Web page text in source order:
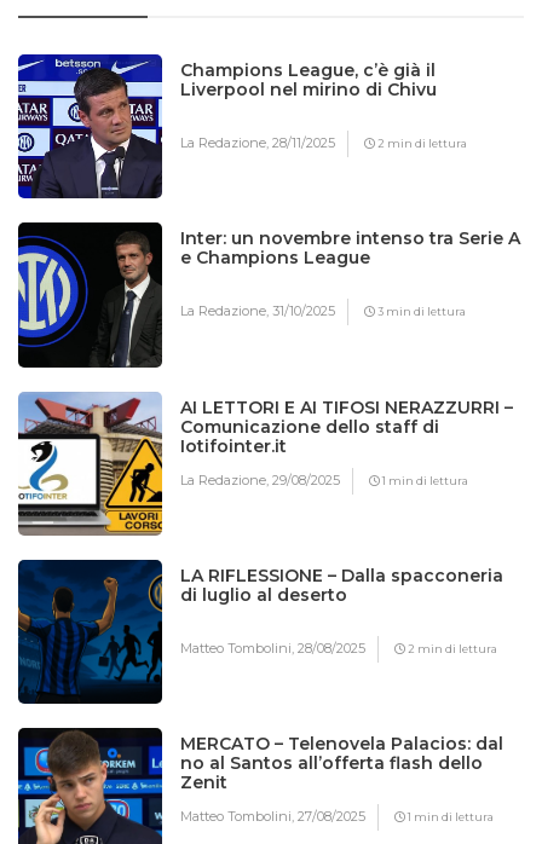
Champions League, c’è già il
Liverpool nel mirino di Chivu
La Redazione,28/11/2025 2 min di lettura
Inter: un novembre intenso tra Serie A
e Champions League
La Redazione,31/10/2025 3 min di lettura
AI LETTORI E AI TIFOSI NERAZZURRI –
Comunicazione dello staff di
Iotifointer.it
La Redazione,29/08/2025 1 min di lettura
LA RIFLESSIONE – Dalla spacconeria
di luglio al deserto
Matteo Tombolini,28/08/2025 2 min di lettura
MERCATO – Telenovela Palacios: dal
no al Santos all’offerta flash dello
Zenit
Matteo Tombolini,27/08/2025 1 min di lettura